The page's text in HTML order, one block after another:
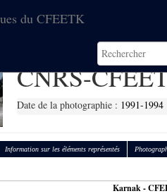
du CFEETK
CNRS-
Date de la photographie : 1991-1994
Information sur les éléments représentés